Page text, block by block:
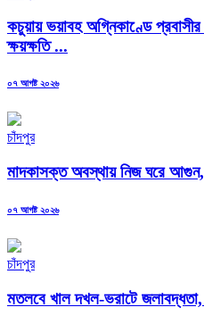
কচুয়ায় ভয়াবহ অগ্নিকাণ্ডে
ক্ষয়ক্ষতি ...
Posted
০৭ আগষ্ট ২০২৬
চাঁদপুর
মাদকাসক্ত অবস্থায় নিজ ঘরে
Posted
০৭ আগষ্ট ২০২৬
চাঁদপুর
মতলবে খাল দখল-ভরাটে